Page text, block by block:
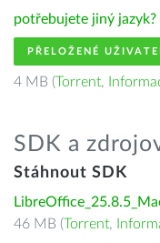
potřebujete jiný jazyk?
PŘELOŽENÉ
4 MB (Torrent,
SDK a
Stáhnout SDK
46 MB (Torrent,